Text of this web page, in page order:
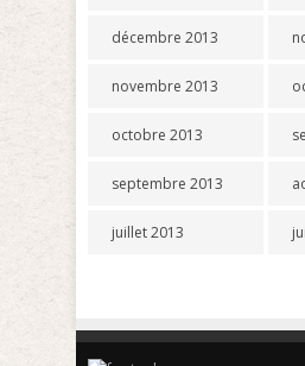
décembre 2013
novembre 2013
octobre 2013
septembre 2013
juillet 2013